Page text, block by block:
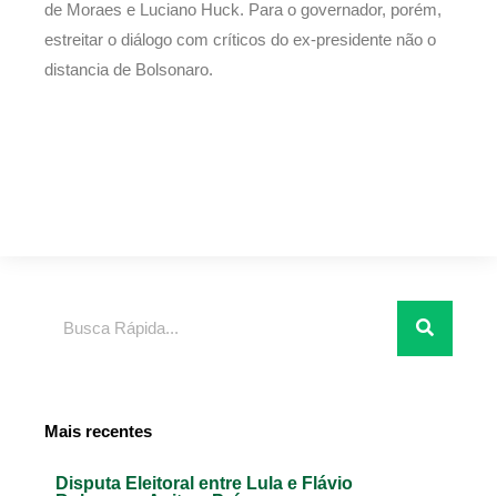
de Moraes e Luciano Huck. Para o governador, porém,
estreitar o diálogo com críticos do ex-presidente não o
distancia de Bolsonaro.
Mais recentes
Disputa Eleitoral entre Lula e Flávio